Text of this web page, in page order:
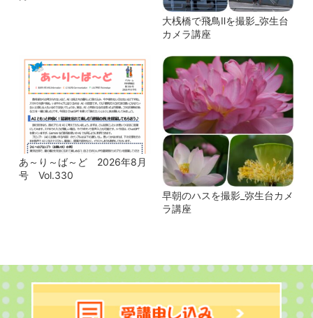
大桟橋で飛鳥Ⅱを撮影_弥生台
カメラ講座
あ～り～ば～ど 2026年8月
号 Vol.330
早朝のハスを撮影_弥生台カメ
ラ講座